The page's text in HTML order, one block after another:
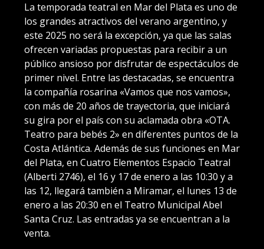
La temporada teatral en Mar del Plata es uno de
los grandes atractivos del verano argentino, y
este 2025 no será la excepción, ya que las salas
ofrecen variadas propuestas para recibir a un
público ansioso por disfrutar de espectáculos de
primer nivel. Entre las destacadas, se encuentra
la compañía rosarina «Vamos que nos vamos»,
con más de 20 años de trayectoria, que iniciará
su gira por el país con su aclamada obra «OTA.
Teatro para bebés 2» en diferentes puntos de la
Costa Atlántica. Además de sus funciones en Mar
del Plata, en Cuatro Elementos Espacio Teatral
(Alberti 2746), el 16 y 17 de enero a las 10:30 y a
las 12, llegará también a Miramar, el lunes 13 de
enero a las 20:30 en el Teatro Municipal Abel
Santa Cruz. Las entradas ya se encuentran a la
venta.